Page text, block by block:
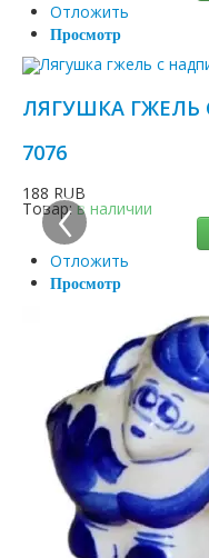
Отложить
Просмотр
ЛЯГУШКА ГЖЕЛЬ
7076
188 RUB
Товар:в наличии
Отложить
Просмотр
‹